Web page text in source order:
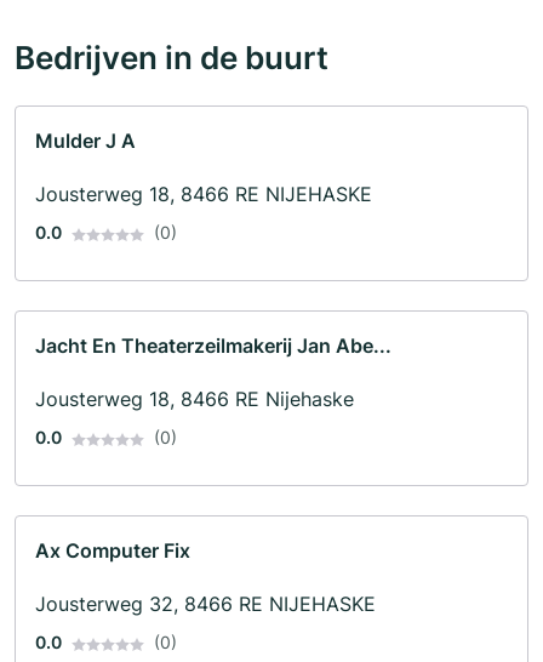
Bedrijven in de buurt
Mulder J A
Jousterweg 18, 8466 RE NIJEHASKE
0.0 (0)
Jacht En Theaterzeilmakerij Jan Abe...
Jousterweg 18, 8466 RE Nijehaske
0.0 (0)
Ax Computer Fix
Jousterweg 32, 8466 RE NIJEHASKE
0.0 (0)